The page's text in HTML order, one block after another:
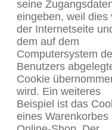
seine
eingeben, weil dies
der Internetseite
dem auf dem
Computersystem
Benutzers
Cookie
wird. Ein weiteres
Beispiel ist das
eines Warenkorbes